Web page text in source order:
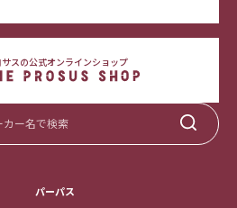
サスの公式オンラインショップ
パーパス